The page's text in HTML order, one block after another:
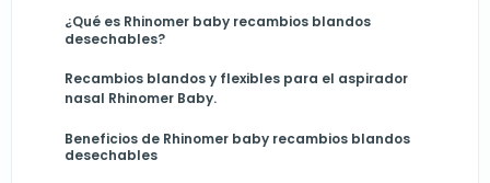
¿Qué es Rhinomer baby recambios blandos
desechables?
Recambios blandos y flexibles para el aspirador
nasal Rhinomer Baby.
Beneficios de Rhinomer baby recambios blandos
desechables